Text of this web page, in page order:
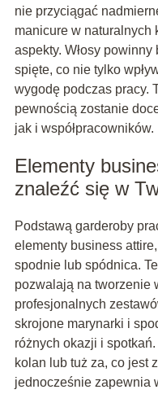
nie przyciągać
manicure w naturalnych
aspekty. Włosy
spięte, co nie tylko
wygodę podczas pracy.
pewnością zostanie
jak i współpracowników.
Elementy
znaleźć się w
Podstawą garderoby
elementy business
spodnie lub spódnica.
pozwalają na tworzenie
profesjonalnych
skrojone marynarki i
różnych okazji i
kolan lub tuż za, co jest
jednocześnie zapewnia